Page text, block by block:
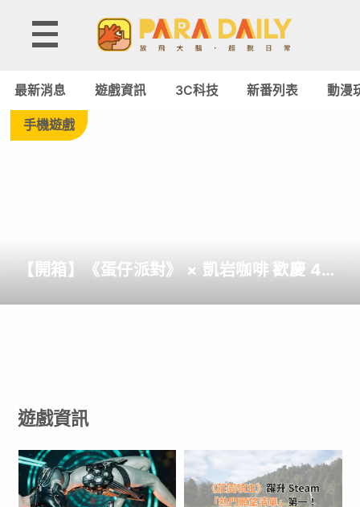
資
Paradaily
-
｜
動
最新消息 遊戲資訊 3C科技 新番列表 動漫
手機遊戲
【開箱】《蛋仔派對》 × 凱岩咖啡 歡慶 4
遊戲資訊